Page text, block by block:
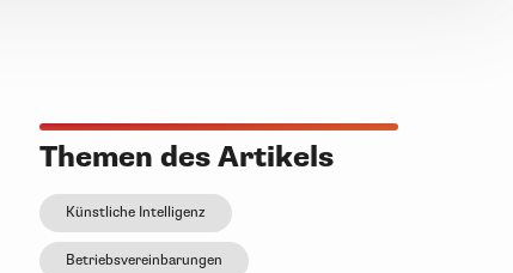
Themen des Artikels
Künstliche Intelligenz
Betriebsvereinbarungen